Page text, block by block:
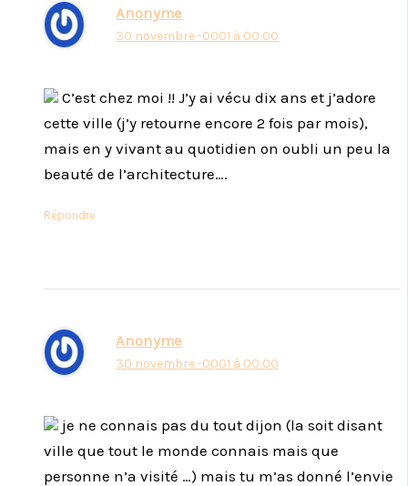
Anonyme
30 novembre -0001 à 00:00
C’est chez moi !! J’y ai vécu dix ans et j’adore
cette ville (j’y retourne encore 2 fois par mois),
mais en y vivant au quotidien on oubli un peu la
beauté de l’architecture….
Répondre
Anonyme
30 novembre -0001 à 00:00
je ne connais pas du tout dijon (la soit disant
ville que tout le monde connais mais que
personne n’a visité …) mais tu m’as donné l’envie